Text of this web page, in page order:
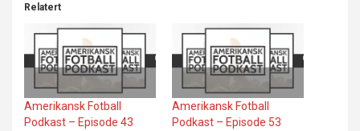
Relatert
Amerikansk Fotball
Podkast – Episode 43
Amerikansk Fotball
Podkast – Episode 53